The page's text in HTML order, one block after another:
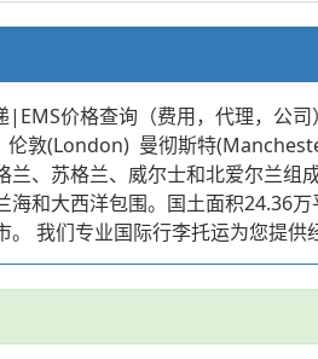
|EMS价格查询（费用，代理，
伦敦(London) 曼彻斯特
、苏格兰、威尔士和北爱尔兰
和大西洋包围。国土面积24.36
我们专业国际行李托运为您提供